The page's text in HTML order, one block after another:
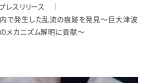
レスリリース
で発生した乱流の痕跡を発見～巨大津波
メカニズム解明に貢献～